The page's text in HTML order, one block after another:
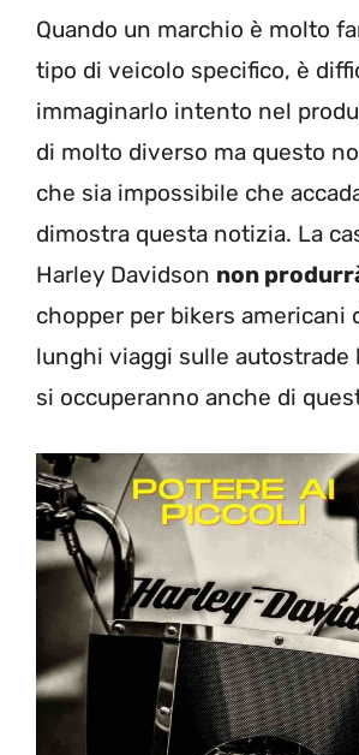
Quando un marchio è molto
tipo di veicolo specifico, è
immaginarlo intento nel
di molto diverso ma questo
che sia impossibile che
dimostra questa notizia. La
Harley Davidson non
chopper per bikers americani
lunghi viaggi sulle autostrade
si occuperanno anche di